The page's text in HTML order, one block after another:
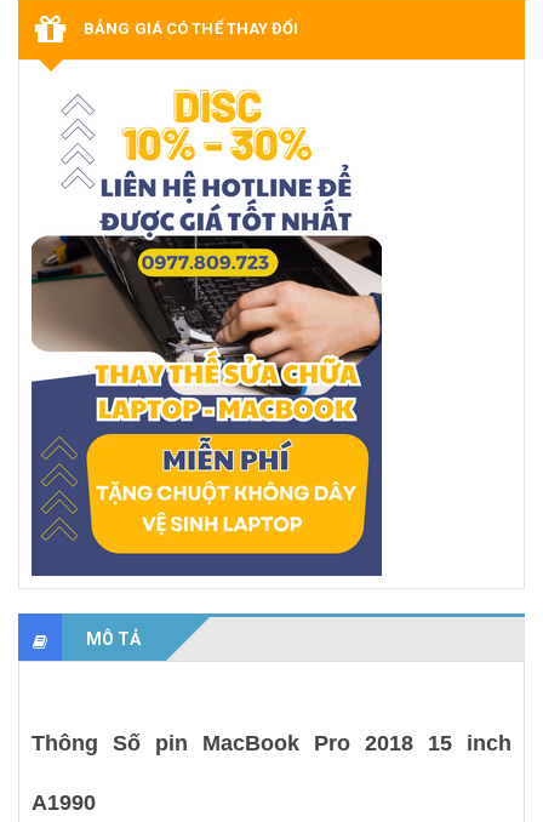
BẢNG GIÁ CÓ THỂ THAY ĐỔI
MÔ TẢ
Thông Số pin MacBook Pro 2018 15 inch
A1990